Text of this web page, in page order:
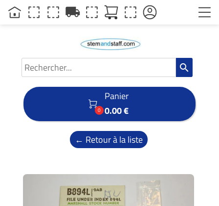
search

0
Panier
0.00 €
← Retour à la liste
local_shipping